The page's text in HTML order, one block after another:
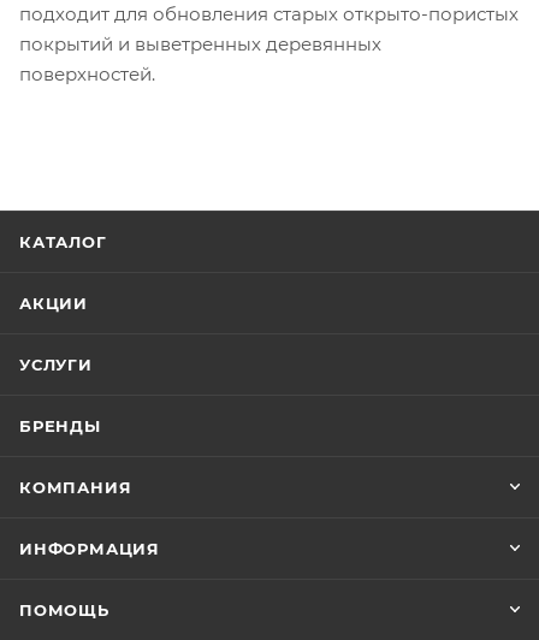
подходит для обновления старых открыто-пористых
покрытий и выветренных деревянных
поверхностей.
КАТАЛОГ
АКЦИИ
УСЛУГИ
БРЕНДЫ
КОМПАНИЯ
ИНФОРМАЦИЯ
ПОМОЩЬ